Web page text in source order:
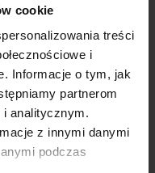
cookie
treści
i
Informacje o tym, jak
partnerom
i analitycznym.
z innymi danymi
podczas